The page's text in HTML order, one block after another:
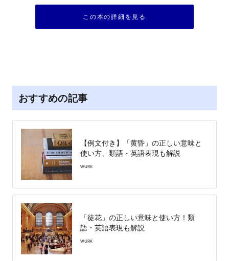
この本の詳細を見る
おすすめの記事
【例文付き】「黄昏」の正しい意味と
使い方、類語・英語表現も解説
WURK
「徒花」の正しい意味と使い方！類
語・英語表現も解説
WURK